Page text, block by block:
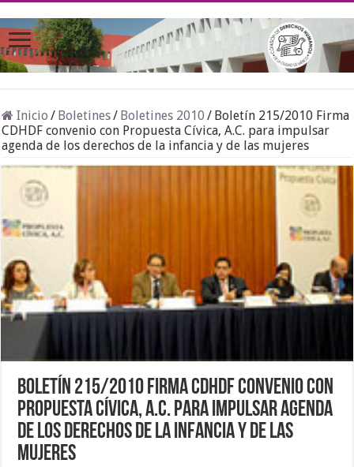
Inicio / Boletines/ Boletines 2010 / Boletín 215/2010 Firma
CDHDF convenio con Propuesta Cívica, A.C. para impulsar
agenda de los derechos de la infancia y de las mujeres
Boletín 215/2010 Firma CDHDF convenio con
Propuesta Cívica, A.C. para impulsar agenda
de los derechos de la infancia y de las
mujeres